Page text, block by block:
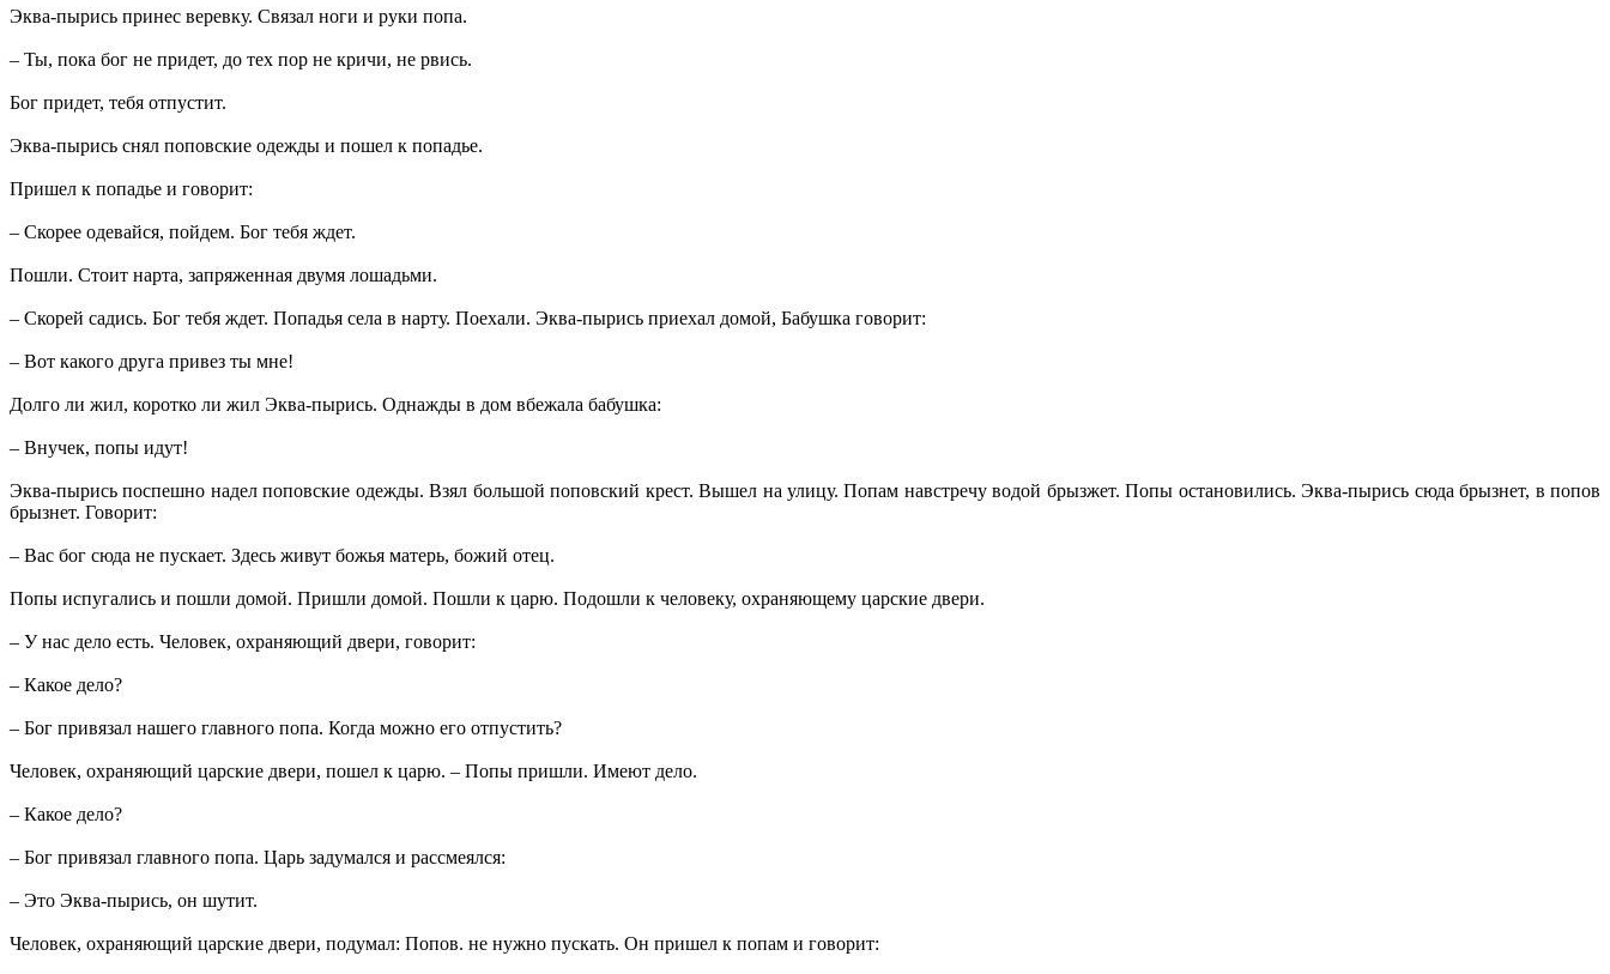
Эква-пырись принес веревку. Связал ноги и руки попа.
– Ты, пока бог не придет, до тех пор не кричи, не рвись.
Бог придет, тебя отпустит.
Эква-пырись снял поповские одежды и пошел к попадье.
Пришел к попадье и говорит:
– Скорее одевайся, пойдем. Бог тебя ждет.
Пошли. Стоит нарта, запряженная двумя лошадьми.
– Скорей садись. Бог тебя ждет. Попадья села в нарту. Поехали. Эква-пырись приехал домой, Бабушка говорит:
– Вот какого друга привез ты мне!
Долго ли жил, коротко ли жил Эква-пырись. Однажды в дом вбежала бабушка:
– Внучек, попы идут!
Эква-пырись поспешно надел поповские одежды. Взял большой поповский крест. Вышел на улицу. Попам навстречу водой брызжет. Попы остановились. Эква-пырись сюда брызнет, в попов
брызнет. Говорит:
– Вас бог сюда не пускает. Здесь живут божья матерь, божий отец.
Попы испугались и пошли домой. Пришли домой. Пошли к царю. Подошли к человеку, охраняющему царские двери.
– У нас дело есть. Человек, охраняющий двери, говорит:
– Какое дело?
– Бог привязал нашего главного попа. Когда можно его отпустить?
Человек, охраняющий царские двери, пошел к царю. – Попы пришли. Имеют дело.
– Какое дело?
– Бог привязал главного попа. Царь задумался и рассмеялся:
– Это Эква-пырись, он шутит.
Человек, охраняющий царские двери, подумал: Попов. не нужно пускать. Он пришел к попам и говорит: